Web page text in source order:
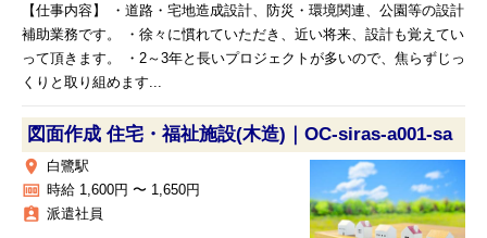
【仕事内容】 ・道路・宅地造成設計、防災・環境関連、公園等の設計
補助業務です。 ・徐々に慣れていただき、近い将来、設計も覚えてい
って頂きます。 ・2～3年と長いプロジェクトが多いので、焦らずじっ
くりと取り組めます...
図面作成 住宅・福祉施設(木造)｜OC-siras-a001-sa
place 白鷺駅
money 時給 1,600円 〜 1,650円
assignment_ind 派遣社員